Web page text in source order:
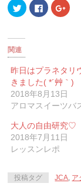
ク
リ
て
で
有
(新
し
い
ウ
ィ
ン
ウ
で
開
き
ま
Facebook
で
リ
ッ
ク
し
て
く
だ
い
(新
し
い
ウ
ド
ウ
ク
リ
有
(新
し
い
ウ
ィ
ン
ウ
で
開
関連
昨日はプラネタリ
きました( *´艸｀)
2018年8月13日
アロマスイーツバ
大人の自由研究♡
2018年7月11日
レッスンレポ
投稿タグ JCA, ア